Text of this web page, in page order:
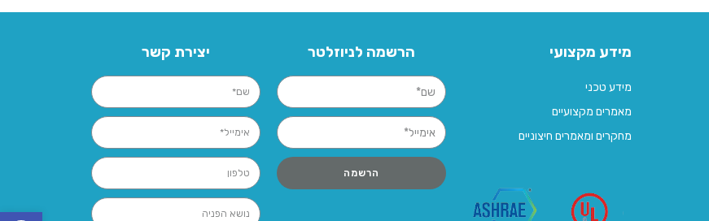
מידע מקצועי
מידע טכני
מאמרים מקצועיים
מחקרים ומאמרים חיצוניים
הרשמה לניוזלטר
הרשמה
יצירת קשר